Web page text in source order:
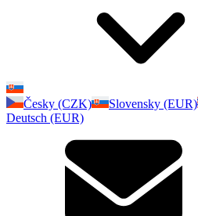
Česky (CZK)
Slovensky (EUR)
Deutsch (EUR)